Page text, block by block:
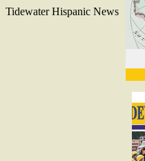
Tidewater Hispanic News